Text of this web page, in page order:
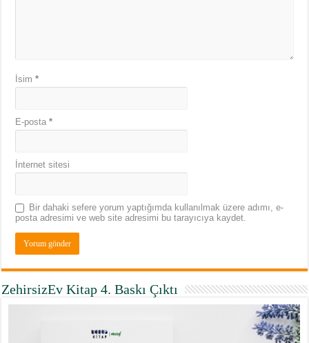
İsim*
E-posta*
İnternet sitesi
Bir dahaki sefere yorum yaptığımda kullanılmak üzere adımı, e-
posta adresimi ve web site adresimi bu tarayıcıya kaydet.
ZehirsizEv Kitap 4. Baskı Çıktı